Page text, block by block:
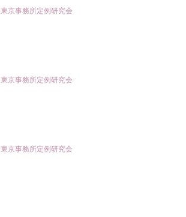
東京事務所定例研究会
東京事務所定例研究会
東京事務所定例研究会